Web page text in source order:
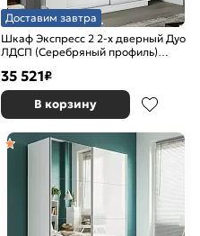
Доставим завтра
Шкаф Экспресс 2 2-х дверный Дуо
ЛДСП (Серебряный профиль)
35 521₽
В корзину